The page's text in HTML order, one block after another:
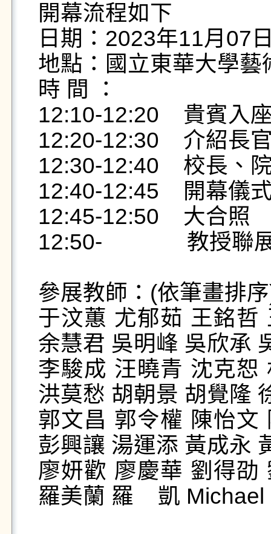
開幕流程如下
日期：2023年11月07
地點：國立東華大學
時 間 ：
12:10-12:20    貴賓入
12:20-12:30    介紹
12:30-12:40    校
12:40-12:45    開幕儀
12:45-12:50    大合照
12:50-              教授聯
參展教師：(依筆畫排
于汶蕙 尤郁茹 王銘哲
余慧君 吳明峰 吳欣承
李駿成 汪曉青 沈克恕
洪莫愁 胡朝景 胡覺隆
郭文昌 郭令權 陳怡文
彭興讓 湯運添 黃成永
廖妍歡 廖慶華 劉得劭
羅美蘭 羅    凱